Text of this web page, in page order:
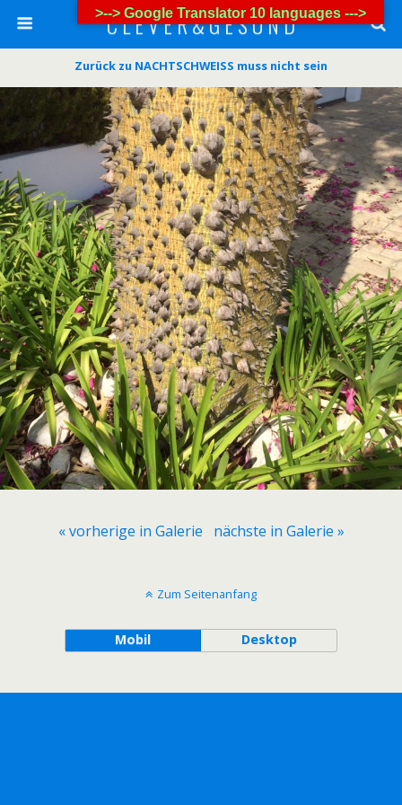
C L E V E R & G E S U N D
Zurück zu NACHTSCHWEISS muss nicht sein
« vorherige in Galerie nächste in Galerie »
Zum Seitenanfang
Mobil Desktop
>--> Google Translator 10 languages --->